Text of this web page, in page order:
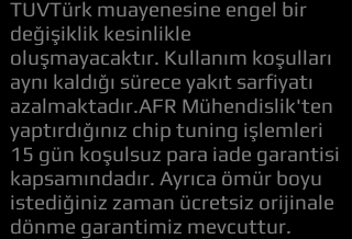
TUVTürk muayenesine engel bir
değişiklik kesinlikle
oluşmayacaktır. Kullanım koşulları
aynı kaldığı sürece yakıt sarfiyatı
azalmaktadır.AFR Mühendislik'ten
yaptırdığınız chip tuning işlemleri
15 gün koşulsuz para iade garantisi
kapsamındadır. Ayrıca ömür boyu
istediğiniz zaman ücretsiz orijinale
dönme garantimiz mevcuttur.